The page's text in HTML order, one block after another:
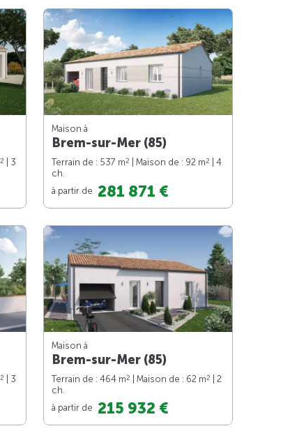
2
| 3
Maison à
Brem-sur-Mer (85)
Terrain de : 537 m2 | Maison de : 92 m2
| 4
ch.
à partir de 281 871 €
2
| 3
Maison à
Brem-sur-Mer (85)
Terrain de : 464 m2 | Maison de : 62 m2
| 2
ch.
à partir de 215 932 €